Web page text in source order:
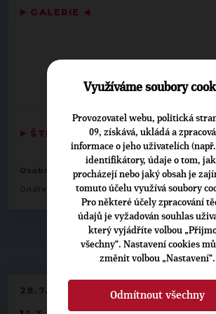
▶NEPŘEHLÉDNĚTE◀
28.7.2026
▶ GALERIE ◀
▶ ŠTÍTKY
Osobnosti: Ilona Jehličková,Václav Lacyk,
Ondřej Ženíšek
Využíváme soubory
Provozovatel webu, politická
09, získává, ukládá a
informace o jeho uživatelích
identifikátory, údaje o tom,
procházejí nebo jaký obsah je
tomuto účelu využívá soubory
Pro některé účely zpracování
údajů je vyžadován souhlas
který vyjádříte volbou
všechny“. Nastavení cookies
změnit volbou „Nastavení“.
Odmítnout všechny